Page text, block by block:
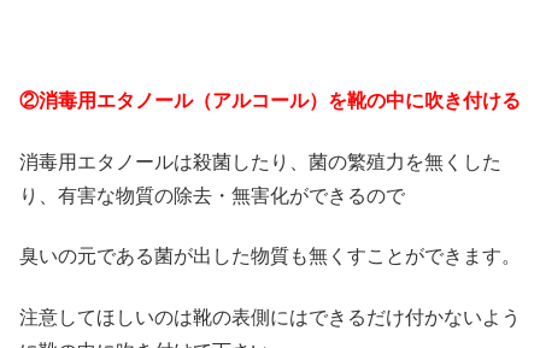
②消毒用エタノール（アルコール）を靴の中に吹き付ける
消毒用エタノールは殺菌したり、菌の繁殖力を無くした
り、有害な物質の除去・無害化ができるので
臭いの元である菌が出した物質も無くすことができます。
注意してほしいのは靴の表側にはできるだけ付かないよう